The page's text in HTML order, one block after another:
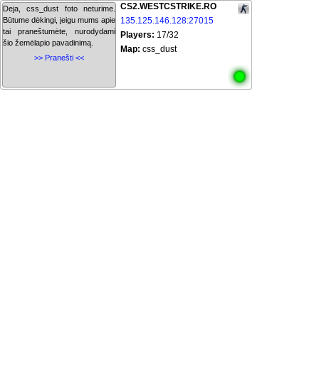
Deja, css_dust foto neturime.
Būtume dėkingi, jeigu mums apie
tai praneštumėte, nurodydami
šio žemėlapio pavadinimą.
>> Pranešti <<
CS2.WESTCSTRIKE.RO
135.125.146.128:27015
Players: 17/32
Map: css_dust